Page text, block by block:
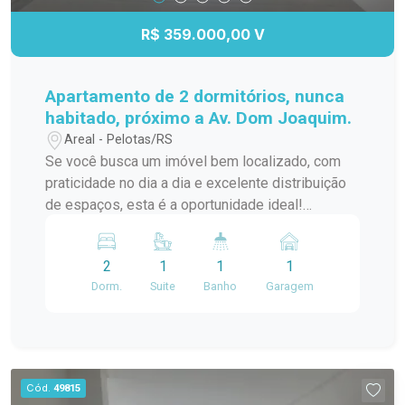
R$ 359.000,00 V
Apartamento de 2 dormitórios, nunca
habitado, próximo a Av. Dom Joaquim.
Areal - Pelotas/RS
Se você busca um imóvel bem localizado, com
praticidade no dia a dia e excelente distribuição
de espaços, esta é a oportunidade ideal!
suíte Banheiro social Cozinha americana com
churrasqueira Sacada Garagem privativa
Diferencial: Localização privilegiada, com fácil
com segurança! Entre em contato e agende sua
visita!
2
Dorm.
1
Suite
1
Banho
1
Garagem
Cód. 49815